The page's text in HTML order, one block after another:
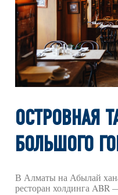
ОСТРОВНАЯ
БОЛЬШОГО
В Алматы на Абылай
ресторан холдинга ABR